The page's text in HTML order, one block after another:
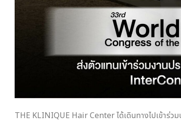
THE KLINIQUE Hair Center ได้เดินทางไปเข้าร่